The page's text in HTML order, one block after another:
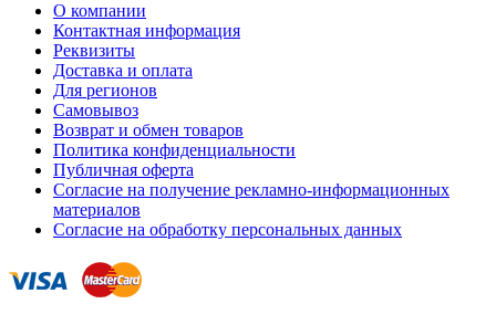
О компании
Контактная информация
Реквизиты
Доставка и оплата
Для регионов
Самовывоз
Возврат и обмен товаров
Политика конфиденциальности
Публичная оферта
Согласие на получение рекламно-информационных
материалов
Согласие на обработку персональных данных